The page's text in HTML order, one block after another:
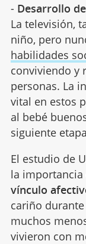
- Desarrollo
La televisión,
niño, pero
habilidades
conviviendo y
personas. La
vital en estos
al bebé
siguiente
El estudio de
la importancia
vínculo
cariño
muchos
vivieron con